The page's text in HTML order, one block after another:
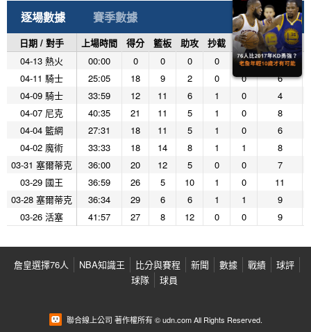
逐場數據
賽季數據
日期 / 對手 上場時間 得分 籃板 助攻 抄截 阻攻 投籃命中
04-13 熱火
00:00 0 0 0 0 0
0
04-11 騎士
25:05 18 9 2 0 0
6
04-09 騎士
33:59 12 11 6 1 0
4
04-07 尼克
40:35 21 11 5 1 0
8
04-04 籃網
27:31 18 11 5 1 0
6
04-02 魔術
33:33 18 14 8 1 1
8
03-31 塞爾蒂克
36:00 20 12 5 0 0
7
03-29 國王
36:59 26 5 10 1 0
11
03-28 塞爾蒂克
36:34 29 6 6 1 1
9
03-26 活塞
41:57 27 8 12 0 0 9
詹皇選擇76人 NBA知識王 比分與賽程 新聞 數據 戰績
球評
球隊
球員
聯合線上公司 著作權所有 © udn.com All Rights Reserved.